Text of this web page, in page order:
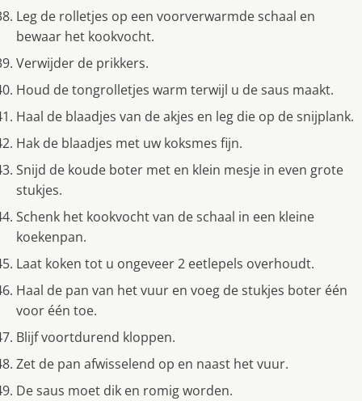
Leg de rolletjes op een voorverwarmde schaal en
bewaar het kookvocht.
Verwijder de prikkers.
Houd de tongrolletjes warm terwijl u de saus maakt.
Haal de blaadjes van de akjes en leg die op de snijplank.
Hak de blaadjes met uw koksmes fijn.
Snijd de koude boter met en klein mesje in even grote
stukjes.
Schenk het kookvocht van de schaal in een kleine
koekenpan.
Laat koken tot u ongeveer 2 eetlepels overhoudt.
Haal de pan van het vuur en voeg de stukjes boter één
voor één toe.
Blijf voortdurend kloppen.
Zet de pan afwisselend op en naast het vuur.
De saus moet dik en romig worden.